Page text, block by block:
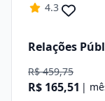
4.3
Relações
R$ 459,75
R$ 165,51 |